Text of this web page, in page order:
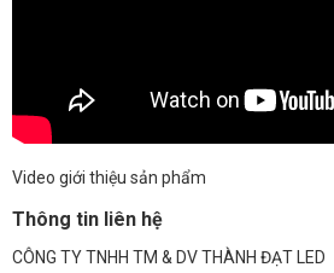
Video giới thiệu sản phẩm
Thông tin liên hệ
CÔNG TY TNHH TM & DV THÀNH ĐẠT LED